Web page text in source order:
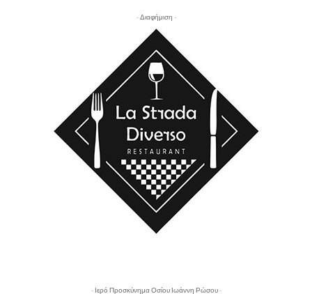
- Διαφήμιση -
- Ιερό Προσκύνημα Οσίου Ιωάννη Ρώσου -